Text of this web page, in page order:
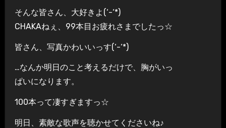
そんな皆さん、大好きよ(‘-‘*)
CHAKAねぇ、99本目お疲れさまでしたっ☆
皆さん、写真かわいいっす(‘-‘*)
…なんか明日のこと考えるだけで、胸がいっ
ぱいになります。
100本って凄すぎますっ☆
明日、素敵な歌声を聴かせてくださいね♪